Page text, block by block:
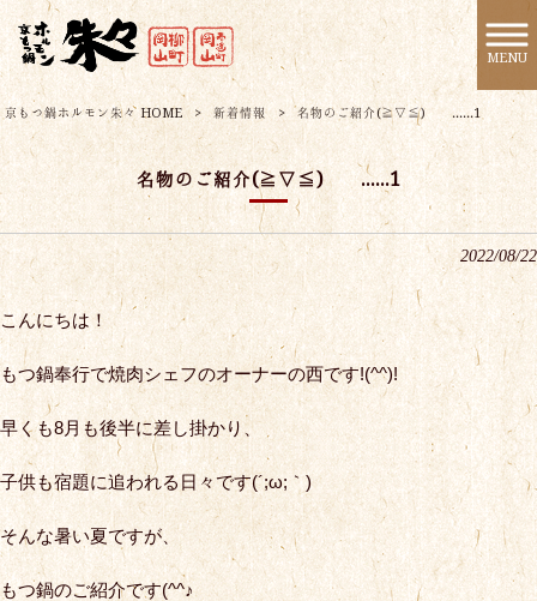
MENU
京もつ鍋ホルモン朱々 HOME > 新着情報 > 名物のご紹介(≧▽≦) ......1
名物のご紹介(≧▽≦) ......1
2022/08/22
こんにちは！
もつ鍋奉行で焼肉シェフのオーナーの西です!(^^)!
早くも8月も後半に差し掛かり、
子供も宿題に追われる日々です(´;ω;｀)
そんな暑い夏ですが、
もつ鍋のご紹介です(^^♪